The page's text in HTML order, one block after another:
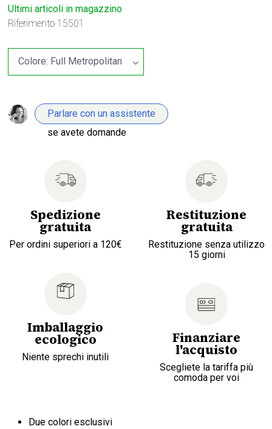
Ultimi articoli in magazzino
Riferimento 15501
Parlare con un assistente
se avete domande
Spedizione
gratuita
Per ordini superiori a 120€
Restituzione
gratuita
Restituzione senza utilizzo
15 giorni
Imballaggio
ecologico
Niente sprechi inutili
Finanziare
l'acquisto
Scegliete la tariffa più
comoda per voi
Due colori esclusivi